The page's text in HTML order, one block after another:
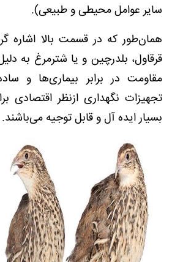
سایر عوامل محیطی و طبیعی).
همان‌طور که در قسمت بالا اشاره
قرقاول، بلدرچین و یا شترمرغ به
مقاومت در برابر بیماری‌ها و
تجهیزات نگهداری ازنظر اقتصادی
بسیار ایده آل و قابل توجیه می‌باشند.